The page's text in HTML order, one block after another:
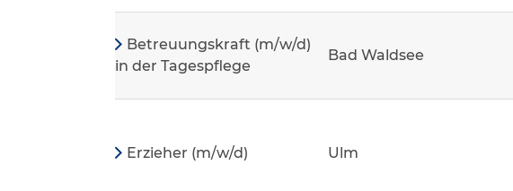
Betreuungskraft (m/w/d)
in der Tagespflege
Bad Waldsee
Erzieher (m/w/d) Ulm